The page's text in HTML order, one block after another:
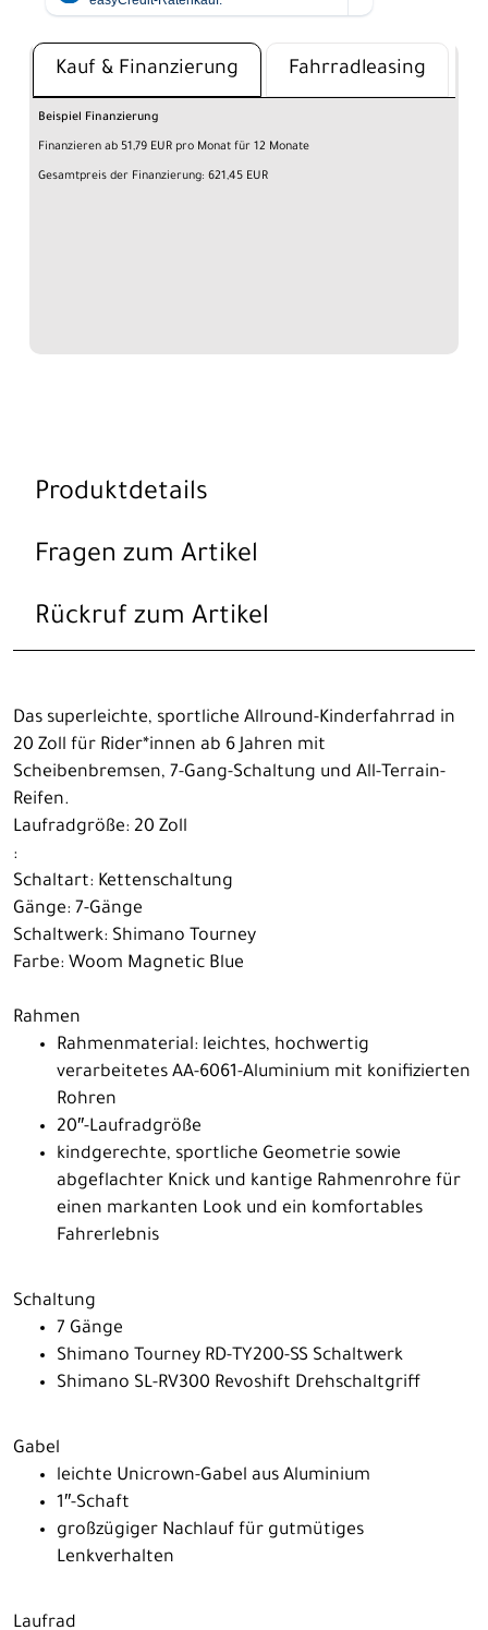
Kauf & Finanzierung Fahrradleasing
Beispiel Finanzierung
Finanzieren ab 51,79 EUR pro Monat für 12 Monate
Gesamtpreis der Finanzierung: 621,45 EUR
Produktdetails
Fragen zum Artikel
Rückruf zum Artikel
Das superleichte, sportliche Allround-Kinderfahrrad in
20 Zoll für Rider*innen ab 6 Jahren mit
Scheibenbremsen, 7-Gang-Schaltung und All-Terrain-
Reifen.
Laufradgröße: 20 Zoll
:
Schaltart: Kettenschaltung
Gänge: 7-Gänge
Schaltwerk: Shimano Tourney
Farbe: Woom Magnetic Blue
Rahmen
Rahmenmaterial: leichtes, hochwertig
verarbeitetes AA-6061-Aluminium mit konifizierten
Rohren
20″-Laufradgröße
kindgerechte, sportliche Geometrie sowie
abgeflachter Knick und kantige Rahmenrohre für
einen markanten Look und ein komfortables
Fahrerlebnis
Schaltung
7 Gänge
Shimano Tourney RD-TY200-SS Schaltwerk
Shimano SL-RV300 Revoshift Drehschaltgriff
Gabel
leichte Unicrown-Gabel aus Aluminium
1″-Schaft
großzügiger Nachlauf für gutmütiges
Lenkverhalten
Laufrad